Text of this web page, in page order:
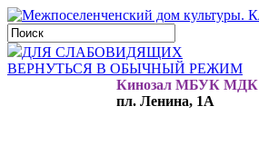
ДЛЯ СЛАБОВИДЯЩИХ
ВЕРНУТЬСЯ В ОБЫЧНЫЙ РЕЖИМ
Кинозал МБУК МДК
пл. Ленина, 1А